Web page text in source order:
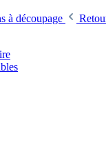
à découpage